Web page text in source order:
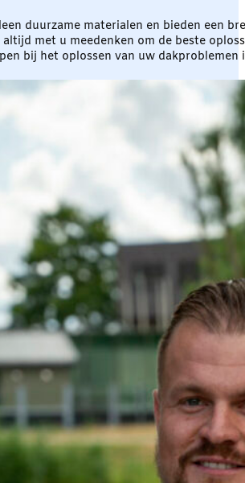
duurzame materialen en bieden een
altijd met u meedenken om de beste
bij het oplossen van uw dakproblemen